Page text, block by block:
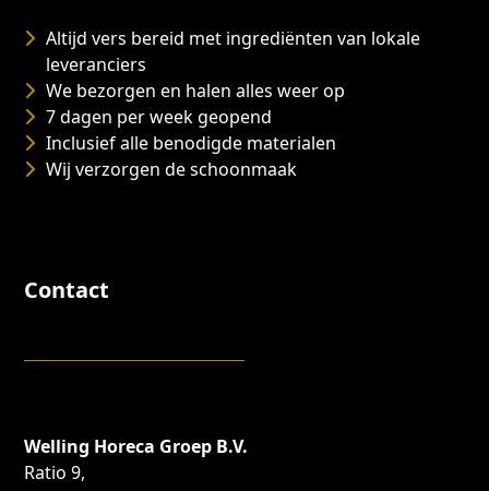
Altijd vers bereid met ingrediënten van lokale
leveranciers
We bezorgen en halen alles weer op
7 dagen per week geopend
Inclusief alle benodigde materialen
Wij verzorgen de schoonmaak
Contact
Welling Horeca Groep B.V.
Ratio 9,